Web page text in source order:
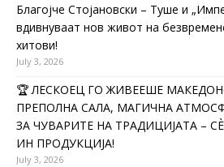
Благојче Стојановски – Туше и
вдивнуваат нов живот на
хитови!
July 3, 2026
🏆 ЛЕСКОЕЦ ГО ЖИВЕЕШЕ
ПРЕПОЛНА САЛА, МАГИЧНА
ЗА ЧУВАРИТЕ НА ТРАДИЦИЈАТА –
ИН ПРОДУКЦИЈА!
July 3, 2026